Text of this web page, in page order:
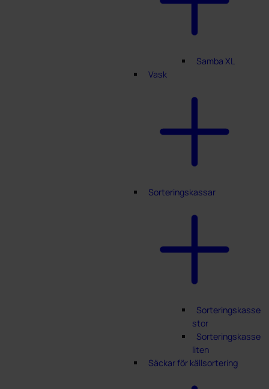
Samba XL
Vask
Sorteringskassar
Sorteringskasse
stor
Sorteringskasse
liten
Säckar för källsortering